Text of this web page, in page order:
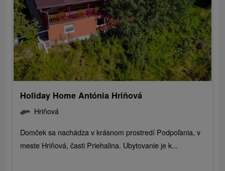
Holiday Home Antónia Hriňová
Hriňová
Domček sa nachádza v krásnom prostredí Podpoľania, v
meste Hriňová, časti Priehalina. Ubytovanie je k...